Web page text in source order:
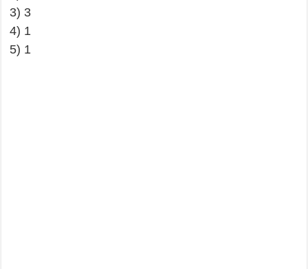
3) 3
4) 1
5) 1